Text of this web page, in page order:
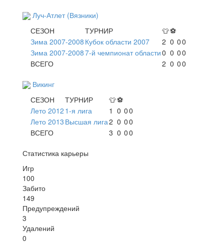
Луч-Атлет (Вязники)
СЕЗОН
ТУРНИР 👕⚽
Зима 2007-2008 Кубок области 2007 2 0 00
Зима 2007-20087-й чемпионат области0 0 00
ВСЕГО
2 0 00
Викинг
СЕЗОН
ТУРНИР 👕⚽
Лето 2012 1-я лига 1 0 00
Лето 2013 Высшая лига2 0 00
ВСЕГО
3 0 00
Статистика карьеры
Игр
100
Забито
149
Предупреждений
3
Удалений
0